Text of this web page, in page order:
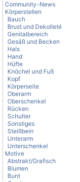
Community-News
Körperstellen
Bauch
Brust und Dekolleté
Genitalbereich
Gesäß und Becken
Hals
Hand
Hüfte
Knöchel und Fuß
Kopf
Körperseite
Oberarm
Oberschenkel
Rücken
Schulter
Sonstiges
Steißbein
Unterarm
Unterschenkel
Motive
Abstrakt/Grafisch
Blumen
Bunt